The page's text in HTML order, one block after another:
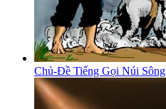
Chủ-Đề Tiếng Gọi Núi Sông